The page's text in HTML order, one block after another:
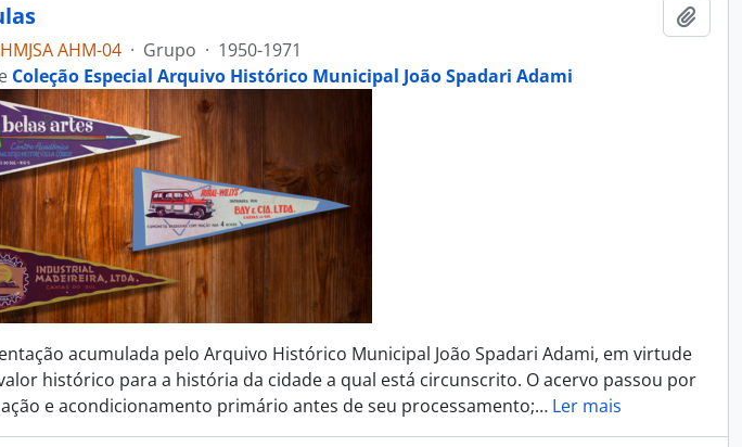
AHM-04 · Grupo · 1950-1971
Coleção Especial Arquivo Histórico Municipal João Spadari Adami
acumulada pelo Arquivo Histórico Municipal João Spadari Adami, em virtude
histórico para a história da cidade a qual está circunscrito. O acervo passou por
e acondicionamento primário antes de seu processamento;… Ler mais